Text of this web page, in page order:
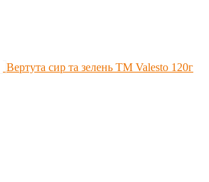
Вертута сир та зелень TM Valesto 120г